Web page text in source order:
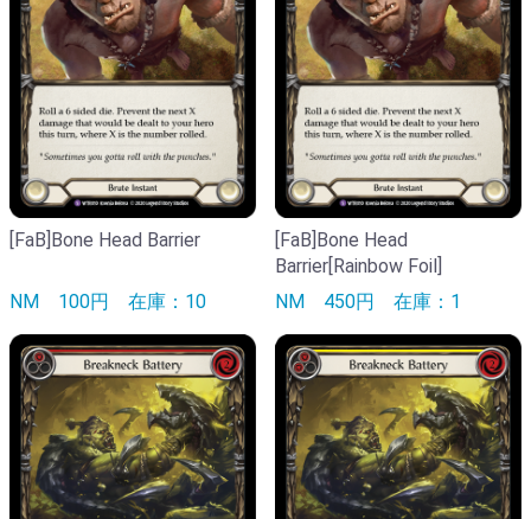
[FaB]Bone Head Barrier
NM 100円 在庫：10
[FaB]Bone Head
Barrier[Rainbow Foil]
NM 450円 在庫：1